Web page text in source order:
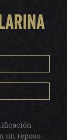
un reposo